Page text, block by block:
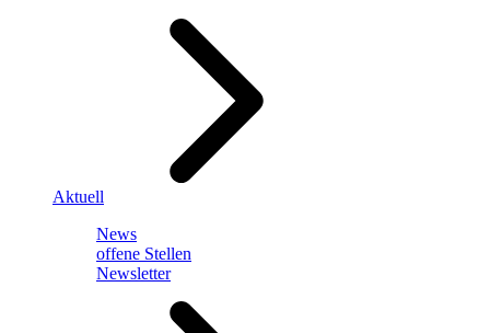
Aktuell
News
offene Stellen
Newsletter